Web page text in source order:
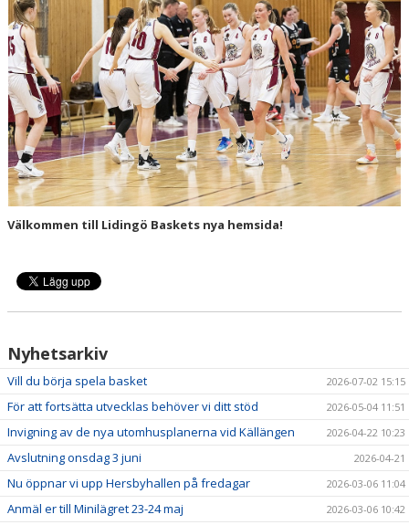
KALENDER
MATCHER
LÄGER
LIDINGÖ BASKET CUP
KLUBBSHOP
MOBILSKAL
Välkommen till Lidingö Baskets nya hemsida!
Nyhetsarkiv
Vill du börja spela basket 2026-07-02 15:15
För att fortsätta utvecklas behöver vi ditt stöd 2026-05-04 11:51
Invigning av de nya utomhusplanerna vid Källängen 2026-04-22 10:23
Avslutning onsdag 3 juni 2026-04-21
Nu öppnar vi upp Hersbyhallen på fredagar 2026-03-06 11:04
Anmäl er till Minilägret 23-24 maj 2026-03-06 10:42